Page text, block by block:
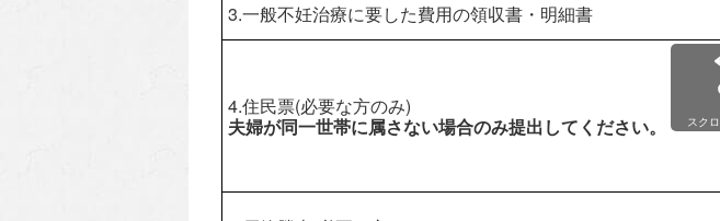
3.一般不妊治療に要した費用の領収書・明細書
4.住民票(必要な方のみ)
夫婦が同一世帯に属さない場合のみ提出してください。
スク